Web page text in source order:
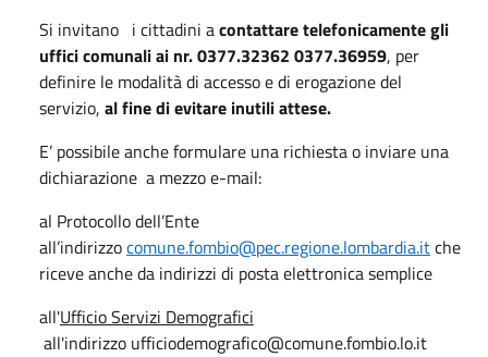
Si invitano i cittadini acontattare telefonicamente gli
uffici comunali ai nr. 0377.32362 0377.36959, per
definire le modalità di accesso e di erogazione del
servizio, al fine di evitare inutili attese.
E’ possibile anche formulare una richiesta o inviare una
dichiarazione a mezzo e-mail:
al Protocollo dell’Ente
all’indirizzocomune.fombio@pec.regione.lombardia.itche
riceve anche da indirizzi di posta elettronica semplice
all'Ufficio Servizi Demografici
all'indirizzo ufficiodemografico@comune.fombio.lo.it